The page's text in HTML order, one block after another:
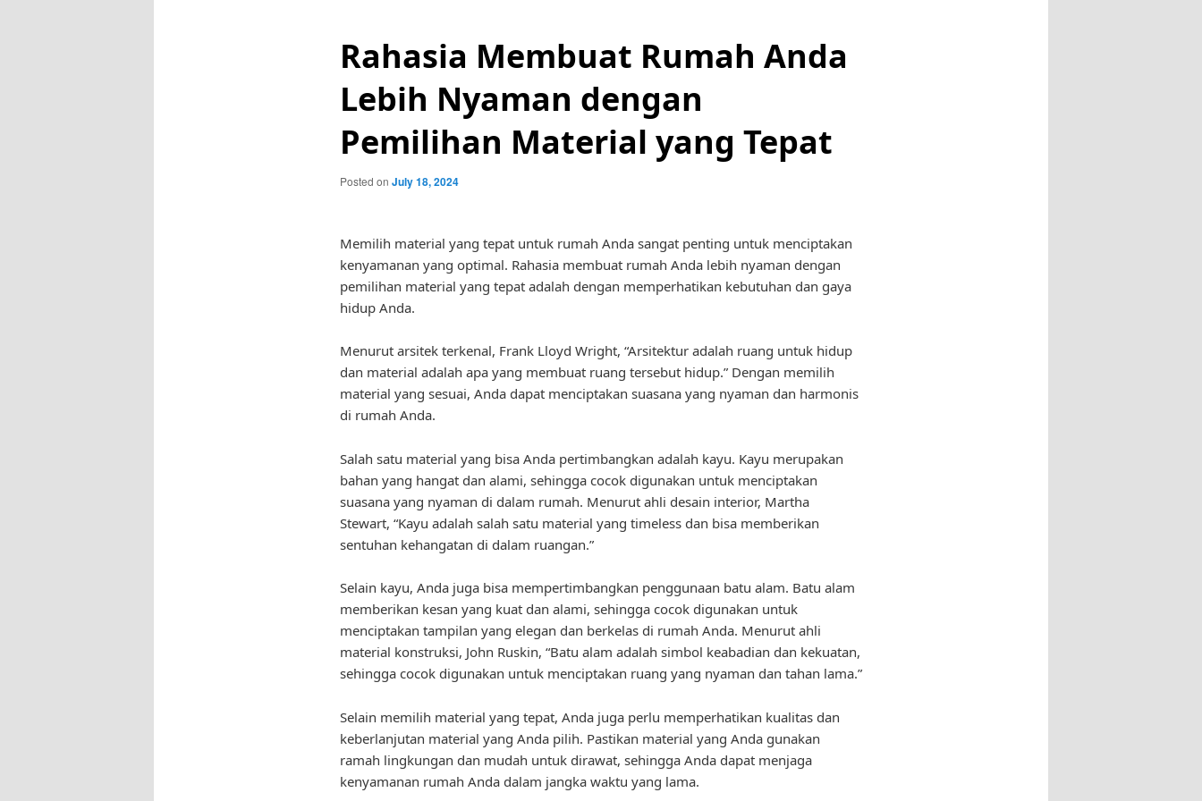
Rahasia Membuat Rumah Anda
Lebih Nyaman dengan
Pemilihan Material yang Tepat
Posted on July 18, 2024
Memilih material yang tepat untuk rumah Anda sangat penting untuk menciptakan
kenyamanan yang optimal. Rahasia membuat rumah Anda lebih nyaman dengan
pemilihan material yang tepat adalah dengan memperhatikan kebutuhan dan gaya
hidup Anda.
Menurut arsitek terkenal, Frank Lloyd Wright, “Arsitektur adalah ruang untuk hidup
dan material adalah apa yang membuat ruang tersebut hidup.” Dengan memilih
material yang sesuai, Anda dapat menciptakan suasana yang nyaman dan harmonis
di rumah Anda.
Salah satu material yang bisa Anda pertimbangkan adalah kayu. Kayu merupakan
bahan yang hangat dan alami, sehingga cocok digunakan untuk menciptakan
suasana yang nyaman di dalam rumah. Menurut ahli desain interior, Martha
Stewart, “Kayu adalah salah satu material yang timeless dan bisa memberikan
sentuhan kehangatan di dalam ruangan.”
Selain kayu, Anda juga bisa mempertimbangkan penggunaan batu alam. Batu alam
memberikan kesan yang kuat dan alami, sehingga cocok digunakan untuk
menciptakan tampilan yang elegan dan berkelas di rumah Anda. Menurut ahli
material konstruksi, John Ruskin, “Batu alam adalah simbol keabadian dan kekuatan,
sehingga cocok digunakan untuk menciptakan ruang yang nyaman dan tahan lama.”
Selain memilih material yang tepat, Anda juga perlu memperhatikan kualitas dan
keberlanjutan material yang Anda pilih. Pastikan material yang Anda gunakan
ramah lingkungan dan mudah untuk dirawat, sehingga Anda dapat menjaga
kenyamanan rumah Anda dalam jangka waktu yang lama.